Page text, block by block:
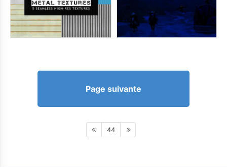
Page suivante
44